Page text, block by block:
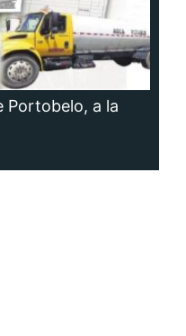
Portobelo, a la